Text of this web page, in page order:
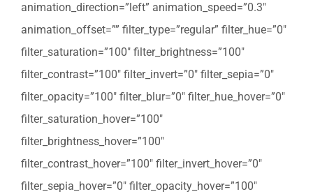
animation_direction=”left” animation_speed=”0.3″
animation_offset=”” filter_type=”regular” filter_hue=”0″
filter_saturation=”100″ filter_brightness=”100″
filter_contrast=”100″ filter_invert=”0″ filter_sepia=”0″
filter_opacity=”100″ filter_blur=”0″ filter_hue_hover=”0″
filter_saturation_hover=”100″
filter_brightness_hover=”100″
filter_contrast_hover=”100″ filter_invert_hover=”0″
filter_sepia_hover=”0″ filter_opacity_hover=”100″